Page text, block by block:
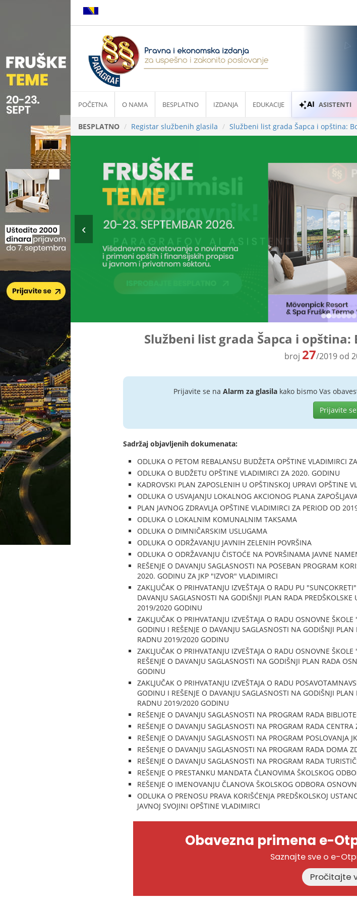
POČETNA O NAMA BESPLATNO IZDANJA EDUKACIJE ASISTENTI
BESPLATNO Registar službenih glasila Službeni list grada Šapca i opština:
Službeni list grada Šapca i
broj 27/2019 od
Prijavite se na Alarm za glasilakako bismo Vas
Prijavite
Sadržaj objavljenih dokumenata:
ODLUKA O PETOM REBALANSU BUDŽETA OPŠTINE VLADIMIRCI
ODLUKA O BUDŽETU OPŠTINE VLADIMIRCI ZA 2020. GODINU
KADROVSKI PLAN ZAPOSLENIH U OPŠTINSKOJ UPRAVI OPŠTINE
ODLUKA O USVAJANJU LOKALNOG AKCIONOG PLANA
PLAN JAVNOG ZDRAVLJA OPŠTINE VLADIMIRCI ZA PERIOD OD
ODLUKA O LOKALNIM KOMUNALNIM TAKSAMA
ODLUKA O DIMNIČARSKIM USLUGAMA
ODLUKA O ODRŽAVANJU JAVNIH ZELENIH POVRŠINA
ODLUKA O ODRŽAVANJU ČISTOĆE NA POVRŠINAMA JAVNE
REŠENJE O DAVANJU SAGLASNOSTI NA POSEBAN PROGRAM
2020. GODINU ZA JKP "IZVOR" VLADIMIRCI
ZAKLJUČAK O PRIHVATANJU IZVEŠTAJA O RADU PU
DAVANJU SAGLASNOSTI NA GODIŠNJI PLAN RADA
2019/2020 GODINU
ZAKLJUČAK O PRIHVATANJU IZVEŠTAJA O RADU OSNOVNE
GODINU I REŠENJE O DAVANJU SAGLASNOSTI NA GODIŠNJI
RADNU 2019/2020 GODINU
ZAKLJUČAK O PRIHVATANJU IZVEŠTAJA O RADU OSNOVNE
REŠENJE O DAVANJU SAGLASNOSTI NA GODIŠNJI PLAN RADA
GODINU
ZAKLJUČAK O PRIHVATANJU IZVEŠTAJA O RADU
GODINU I REŠENJE O DAVANJU SAGLASNOSTI NA GODIŠNJI
RADNU 2019/2020 GODINU
REŠENJE O DAVANJU SAGLASNOSTI NA PROGRAM RADA
REŠENJE O DAVANJU SAGLASNOSTI NA PROGRAM RADA
REŠENJE O DAVANJU SAGLASNOSTI NA PROGRAM POSLOVANJA
REŠENJE O DAVANJU SAGLASNOSTI NA PROGRAM RADA DOMA
REŠENJE O DAVANJU SAGLASNOSTI NA PROGRAM RADA
REŠENJE O PRESTANKU MANDATA ČLANOVIMA ŠKOLSKOG
REŠENJE O IMENOVANJU ČLANOVA ŠKOLSKOG ODBORA
ODLUKA O PRENOSU PRAVA KORIŠĆENJA PREDŠKOLSKOJ
JAVNOJ SVOJINI OPŠTINE VLADIMIRCI
Obavezna primena e-
Saznajte sve o e-